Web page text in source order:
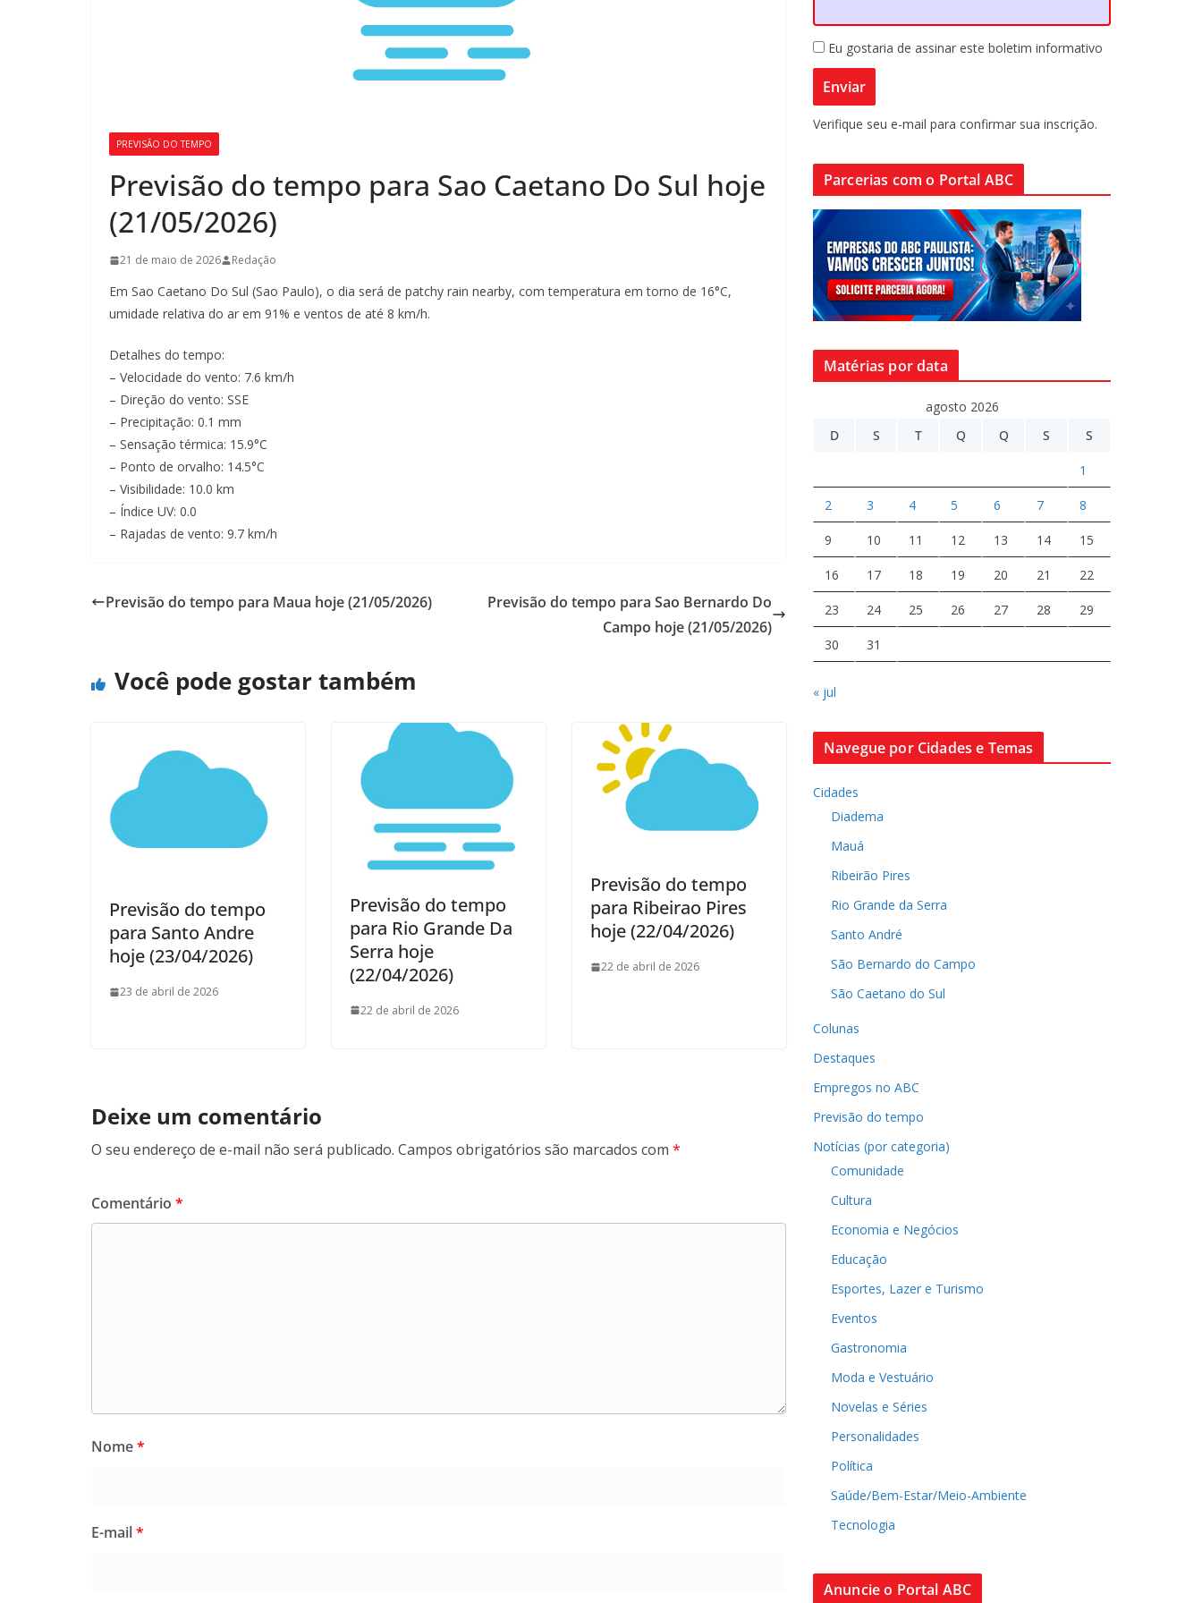
PREVISÃO DO TEMPO
Previsão do tempo para Sao Caetano Do Sul hoje
(21/05/2026)
21 de maio de 2026 Redação
Em Sao Caetano Do Sul (Sao Paulo), o dia será de patchy rain nearby, com temperatura em torno de 16°C,
umidade relativa do ar em 91% e ventos de até 8 km/h.
Detalhes do tempo:
– Velocidade do vento: 7.6 km/h
– Direção do vento: SSE
– Precipitação: 0.1 mm
– Sensação térmica: 15.9°C
– Ponto de orvalho: 14.5°C
– Visibilidade: 10.0 km
– Índice UV: 0.0
– Rajadas de vento: 9.7 km/h
Previsão do tempo para Maua hoje (21/05/2026)
Previsão do tempo para Sao Bernardo Do
Campo hoje (21/05/2026)
Você pode gostar também
Previsão do tempo
para Santo Andre
hoje (23/04/2026)
23 de abril de 2026
Previsão do tempo
para Rio Grande Da
Serra hoje
(22/04/2026)
22 de abril de 2026
Previsão do tempo
para Ribeirao Pires
hoje (22/04/2026)
22 de abril de 2026
Deixe um comentário
O seu endereço de e-mail não será publicado. Campos obrigatórios são marcados com *
Comentário *
Nome*
E-mail*
Eu gostaria de assinar este boletim informativo
Verifique seu e-mail para confirmar sua inscrição.
Parcerias com o Portal ABC
Matérias por data
agosto 2026
D
S T Q Q S S
1
2 3 4 5 6 7 8
9 10 11 12 13 14 15
16 17 18 19 20 21 22
23 24 25 26 27 28 29
30 31
« jul
Navegue por Cidades e Temas
Cidades
Diadema
Mauá
Ribeirão Pires
Rio Grande da Serra
Santo André
São Bernardo do Campo
São Caetano do Sul
Colunas
Destaques
Empregos no ABC
Previsão do tempo
Notícias (por categoria)
Comunidade
Cultura
Economia e Negócios
Educação
Esportes, Lazer e Turismo
Eventos
Gastronomia
Moda e Vestuário
Novelas e Séries
Personalidades
Política
Saúde/Bem-Estar/Meio-Ambiente
Tecnologia
Anuncie o Portal ABC